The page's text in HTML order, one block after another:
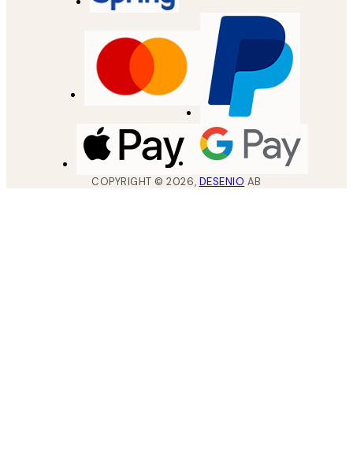
COPYRIGHT ©2026, DESENIO AB